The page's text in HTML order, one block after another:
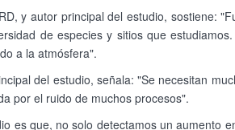
y autor principal del estudio, sostiene:
de especies y sitios que
a la atmósfera".
del estudio, señala: "Se necesitan
por el ruido de muchos procesos".
es que, no solo detectamos un aumento